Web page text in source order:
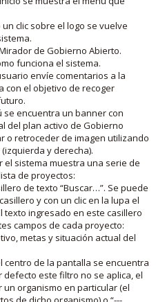
un clic sobre el logo se vuelve
de Gobierno Abierto.
funciona el sistema.
envíe comentarios a la
con el objetivo de recoger
se encuentra un banner con
del plan activo de Gobierno
o retroceder de imagen utilizando
y derecha).
el sistema muestra una serie de
de proyectos:
de texto “Buscar…”. Se puede
y con un clic en la lupa el
texto ingresado en este casillero
campos de cada proyecto:
metas y situación actual del
centro de la pantalla se encuentra
defecto este filtro no se aplica, el
organismo en particular (el